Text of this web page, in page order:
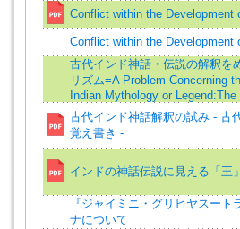
Conflict within the Development
Conflict within the Development
古代インド神話・伝説の解釈を
リズム=A Problem Concerning
Indian Mythology or
古代インド神話解釈の試み - 古
覚え書き -
インドの神話伝説に見える「王
『ジャイミニ・グリヒヤスー
ナについて